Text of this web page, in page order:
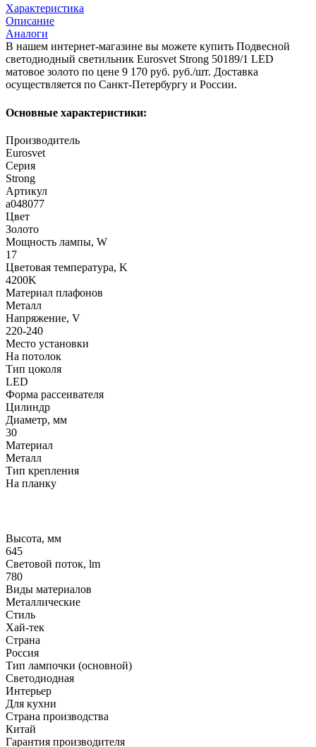
Характеристика
Описание
Аналоги
В нашем интернет-магазине вы можете купить Подвесной
светодиодный светильник Eurosvet Strong 50189/1 LED
матовое золото по цене 9 170 руб. руб./шт. Доставка
осуществляется по Санкт-Петербургу и России.
Основные характеристики:
Производитель
Eurosvet
Серия
Strong
Артикул
a048077
Цвет
Золото
Мощность лампы, W
17
Цветовая температура, K
4200K
Материал плафонов
Металл
Напряжение, V
220-240
Место установки
На потолок
Тип цоколя
LED
Форма рассеивателя
Цилиндр
Диаметр, мм
30
Материал
Металл
Тип крепления
На планку
Высота, мм
645
Световой поток, lm
780
Виды материалов
Металлические
Стиль
Хай-тек
Страна
Россия
Тип лампочки (основной)
Светодиодная
Интерьер
Для кухни
Страна производства
Китай
Гарантия производителя